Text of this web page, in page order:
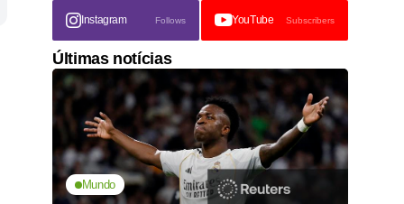
Instagram Follows YouTube Subscribers
Últimas notícias
Mundo